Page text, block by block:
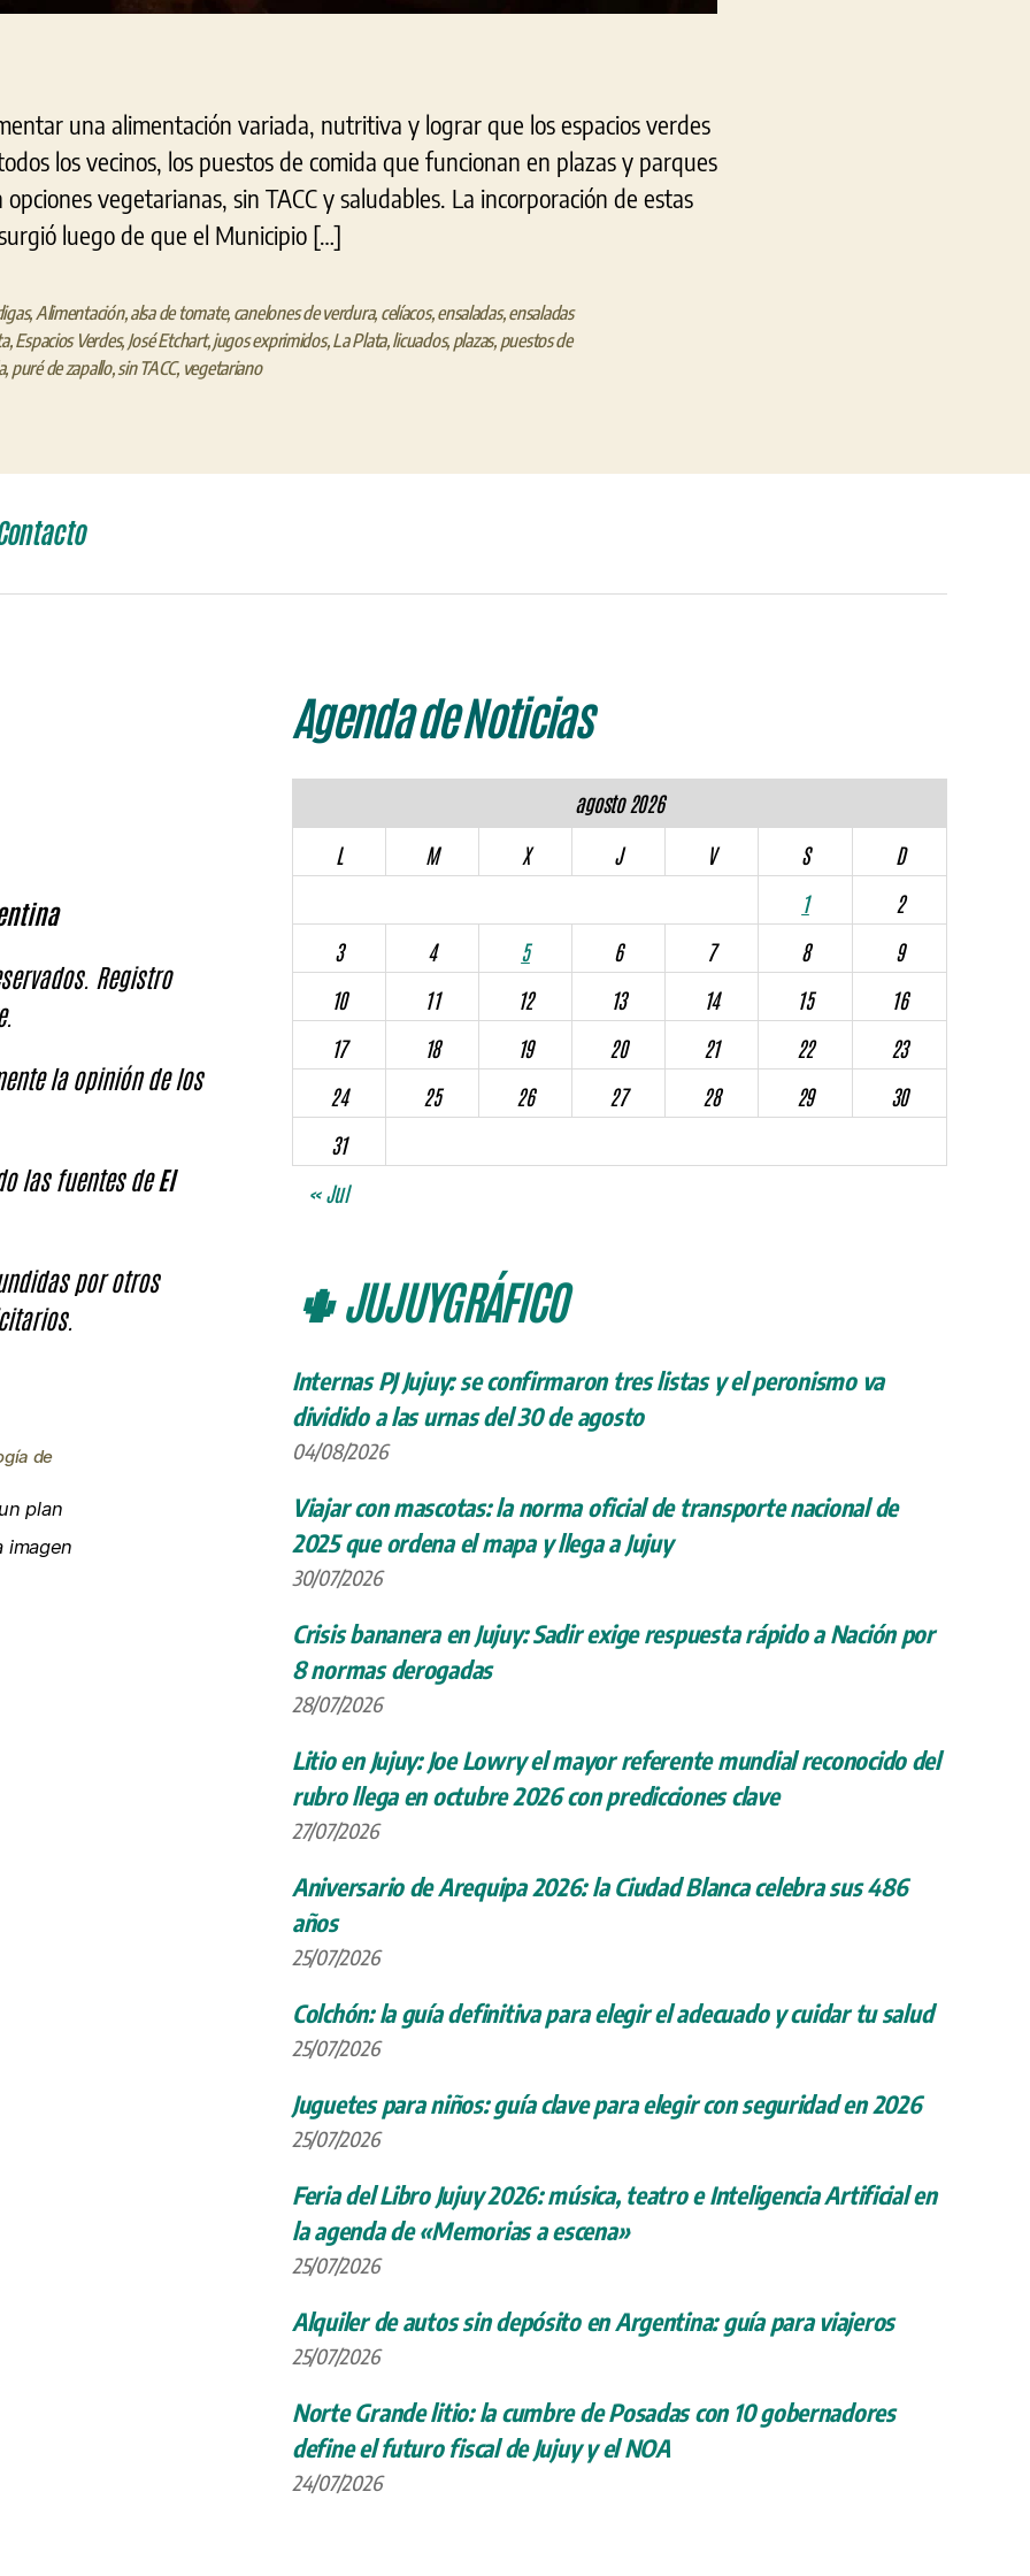
una alimentación variada, nutritiva y lograr que los espacios verdes
los vecinos, los puestos de comida que funcionan en plazas y parques
vegetarianas, sin TACC y saludables. La incorporación de estas
luego de que el Municipio […]
, Alimentación,alsa de tomate, canelones de verdura, celíacos,ensaladas,ensaladas
,Espacios Verdes, José Etchart,jugos exprimidos,La Plata,licuados, plazas, puestos de
, puré de zapallo,sin TACC, vegetariano
Registro
la opinión de los
las fuentes deEl
por otros
de
plan
imagen
Agenda de Noticias
agosto 2026
L
M X J V S
D
1
2
3
4 5 6 7 8
9
10
11 12 13 14 15
16
17
18 19 20 21 22
23
24
25 26 27 28 29
30
31
« Jul
🌵 JUJUYGRÁFICO
Internas PJ Jujuy: se confirmaron tres listas y el peronismo va
dividido a las urnas del 30 de agosto
04/08/2026
Viajar con mascotas: la norma oficial de transporte nacional de
2025 que ordena el mapa y llega a Jujuy
30/07/2026
Crisis bananera en Jujuy: Sadir exige respuesta rápido a Nación por
8 normas derogadas
28/07/2026
Litio en Jujuy: Joe Lowry el mayor referente mundial reconocido del
rubro llega en octubre 2026 con predicciones clave
27/07/2026
Aniversario de Arequipa 2026: la Ciudad Blanca celebra sus 486
años
25/07/2026
Colchón: la guía definitiva para elegir el adecuado y cuidar tu salud
25/07/2026
Juguetes para niños: guía clave para elegir con seguridad en 2026
25/07/2026
Feria del Libro Jujuy 2026: música, teatro e Inteligencia Artificial en
la agenda de «Memorias a escena»
25/07/2026
Alquiler de autos sin depósito en Argentina: guía para viajeros
25/07/2026
Norte Grande litio: la cumbre de Posadas con 10 gobernadores
define el futuro fiscal de Jujuy y el NOA
24/07/2026